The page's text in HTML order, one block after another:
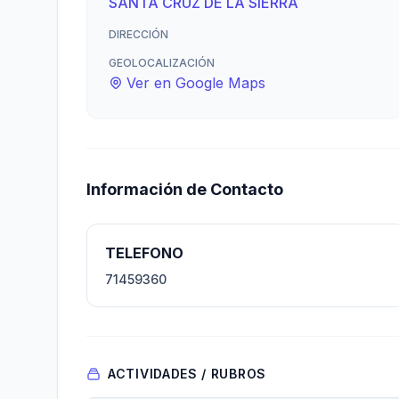
DIRECCIÓN
GEOLOCALIZACIÓN
Ver en Google Maps
Información de Contacto
TELEFONO
71459360
ACTIVIDADES / RUBROS